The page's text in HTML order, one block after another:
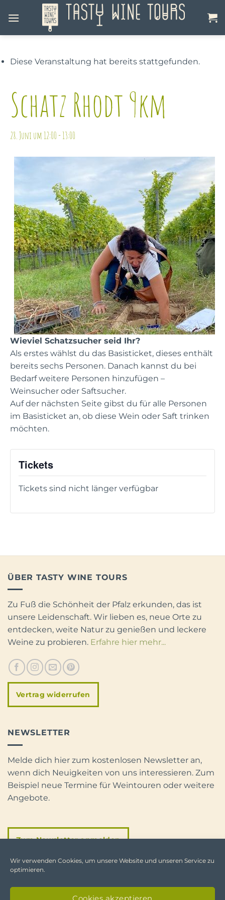
Wir verwenden Cookies, um unsere Website und unseren Service zu
optimieren.
Inhalt
Diese Veranstaltung hat bereits stattgefunden.
Schatz Rhodt 9km
28. Juni um 12:00-13:00
Wieviel Schatzsucher seid Ihr?
Als erstes wählst du das Basisticket, dieses enthält
bereits sechs Personen. Danach kannst du bei
Bedarf weitere Personen hinzufügen –
Weinsucher oder Saftsucher.
Auf der nächsten Seite gibst du für alle Personen
im Basisticket an, ob diese Wein oder Saft trinken
möchten.
Tickets
Tickets sind nicht länger verfügbar
ÜBER TASTY WINE TOURS
Zu Fuß die Schönheit der Pfalz erkunden, das ist
unsere Leidenschaft. Wir lieben es, neue Orte zu
entdecken, weite Natur zu genießen und leckere
Weine zu probieren. Erfahre hier mehr...
Vertrag widerrufen
NEWSLETTER
Melde dich hier zum kostenlosen Newsletter an,
wenn dich Neuigkeiten von uns interessieren. Zum
Beispiel neue Termine für Weintouren oder weitere
Angebote.
Zum Newsletter anmelden
IMPRESSUM DATENSCHUTZ